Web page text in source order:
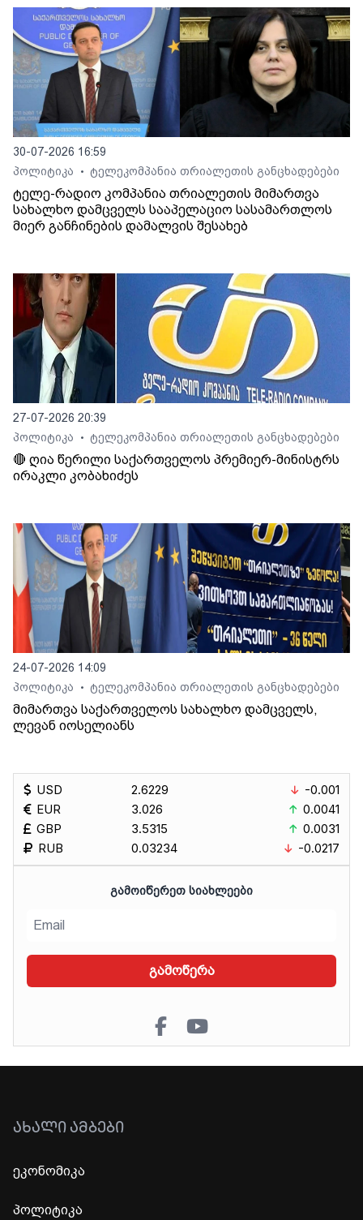
30-07-2026 16:59
პოლიტიკა
• ტელეკომპანია თრიალეთის განცხადებები
ტელე-რადიო კომპანია თრიალეთის მიმართვა
სახალხო დამცველს სააპელაციო სასამართლოს
მიერ განჩინების დამალვის შესახებ
27-07-2026 20:39
პოლიტიკა
• ტელეკომპანია თრიალეთის განცხადებები
🔴 ღია წერილი საქართველოს პრემიერ-მინისტრს
ირაკლი კობახიძეს
24-07-2026 14:09
პოლიტიკა
• ტელეკომპანია თრიალეთის განცხადებები
მიმართვა საქართველოს სახალხო დამცველს,
ლევან იოსელიანს
USD
EUR
GBP
RUB
2.6229
3.026
3.5315
0.03234
-0.001
0.0041
0.0031
-0.0217
ᲒᲐᲛᲝᲘᲬᲔᲠᲔᲗ ᲡᲘᲐᲮᲚᲔᲔᲑᲘ
გამოწერა
ᲐᲮᲐᲚᲘ ᲐᲛᲑᲔᲑᲘ
ეკონომიკა
პოლიტიკა